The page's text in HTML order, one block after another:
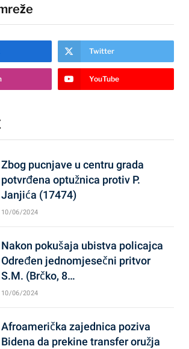
Twitter
YouTube
Zbog pucnjave u centru grada
potvrđena optužnica protiv P.
Janjića (17474)
10/06/2024
Nakon pokušaja ubistva policajca
Određen jednomjesečni pritvor
S.M. (Brčko, 8…
10/06/2024
Afroamerička zajednica poziva
Bidena da prekine transfer oružja